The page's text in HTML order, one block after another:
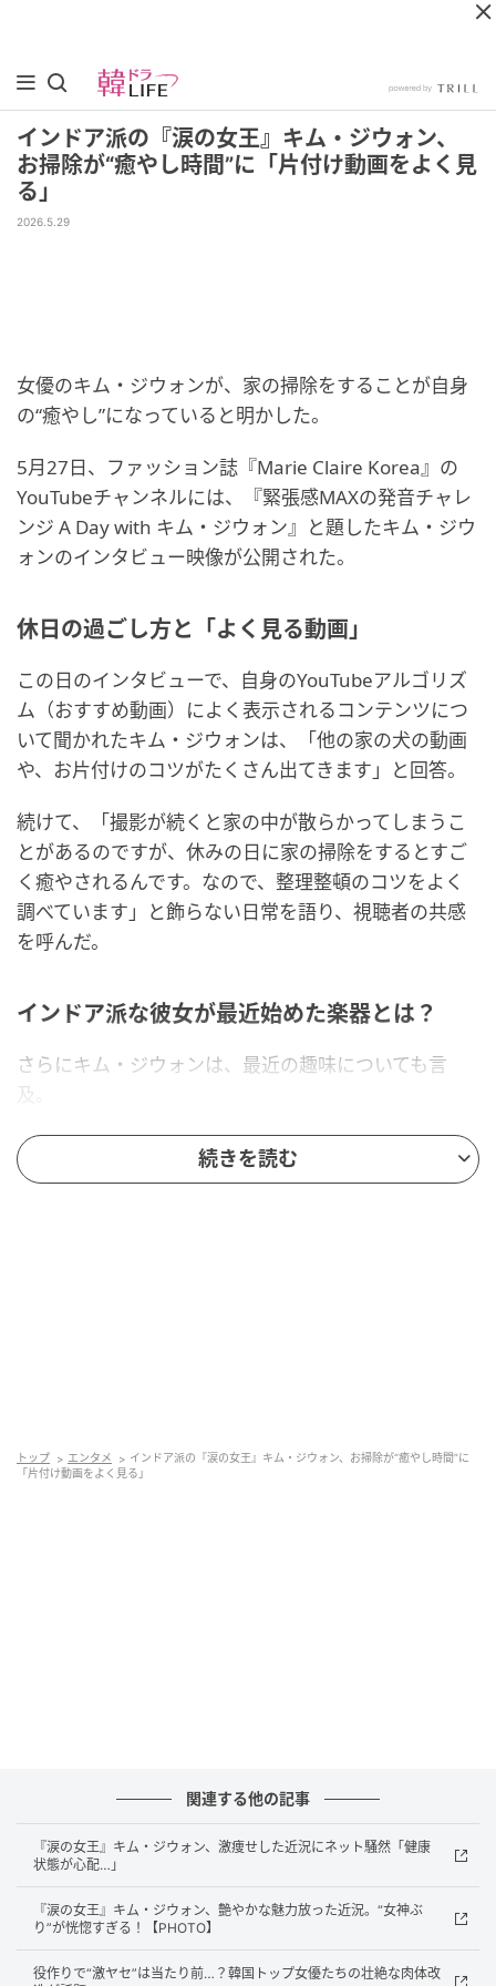
インドア派の『涙の女王』キム・ジウォン、
お掃除が“癒やし時間”に「片付け動画をよく見
る」
2026.5.29
女優のキム・ジウォンが、家の掃除をすることが自身
の“癒やし”になっていると明かした。
5月27日、ファッション誌『Marie Claire Korea』の
YouTubeチャンネルには、『緊張感MAXの発音チャレ
ンジ A Day with キム・ジウォン』と題したキム・ジウ
ォンのインタビュー映像が公開された。
休日の過ごし方と「よく見る動画」
この日のインタビューで、自身のYouTubeアルゴリズ
ム（おすすめ動画）によく表示されるコンテンツにつ
いて聞かれたキム・ジウォンは、「他の家の犬の動画
や、お片付けのコツがたくさん出てきます」と回答。
続けて、「撮影が続くと家の中が散らかってしまうこ
とがあるのですが、休みの日に家の掃除をするとすご
く癒やされるんです。なので、整理整頓のコツをよく
調べています」と飾らない日常を語り、視聴者の共感
を呼んだ。
インドア派な彼女が最近始めた楽器とは？
さらにキム・ジウォンは、最近の趣味についても言
及。
「私は家にいる時間が好きなんですが、友人が『家で
じっとしていないで、何かやってみなよ』とウクレレ
続きを読む
トップ エンタメ
インドア派の『涙の女王』キム・ジウォン、お掃除が“癒やし時間”に
「片付け動画をよく見る」
関連する他の記事
『涙の女王』キム・ジウォン、激痩せした近況にネット騒然「健康
状態が心配…」
『涙の女王』キム・ジウォン、艶やかな魅力放った近況。“女神ぶ
り”が恍惚すぎる！【PHOTO】
役作りで“激ヤセ”は当たり前…？韓国トップ女優たちの壮絶な肉体改